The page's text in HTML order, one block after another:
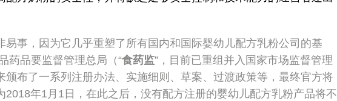
易事，因为它几乎重塑了所有国内和国际婴幼儿配方乳粉公司的基
药品要监督管理总局（“食药监”，目前已重组并入国家市场监督管理
颁布了一系列注册办法、实施细则、草案、过渡政策等，最终官方将
2018年1月1日，在此之后，没有配方注册的婴幼儿配方乳粉产品将不